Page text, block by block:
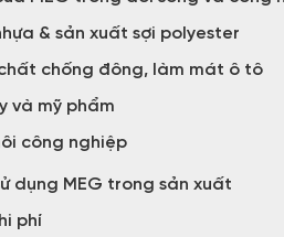
& sản xuất sợi polyester
chống đông, làm mát ô tô
và mỹ phẩm
công nghiệp
dụng MEG trong sản xuất
phí